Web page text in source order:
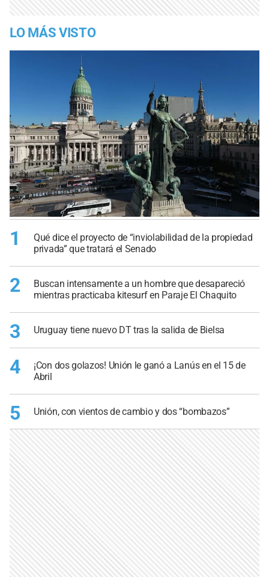
LO MÁS VISTO
1
Qué dice el proyecto de “inviolabilidad de la propiedad
privada” que tratará el Senado
2
Buscan intensamente a un hombre que desapareció
mientras practicaba kitesurf en Paraje El Chaquito
3 Uruguay tiene nuevo DT tras la salida de Bielsa
4
¡Con dos golazos! Unión le ganó a Lanús en el 15 de
Abril
5 Unión, con vientos de cambio y dos “bombazos”